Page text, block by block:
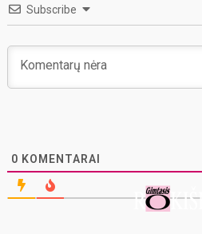
Subscribe
0 KOMENTARAI